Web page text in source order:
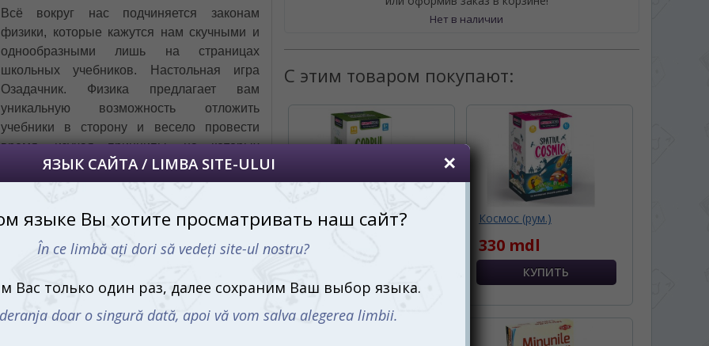
Всё вокруг нас подчиняется законам
физики, которые кажутся нам скучными и
однообразными лишь на страницах
школьных учебников. Настольная игра
Озадачник. Физика предлагает вам
уникальную возможность отложить
учебники в сторону и весело провести
время, изучая принципы, на которых
зиждется наш мир. Узнайте, как же на
самом деле работают законы природы,
вас Эйнштейн?
Нет в наличии
С этим товаром покупают:
Моё здоровое тело (рум.)
330 mdl
Космос (рум.)
330 mdl
RU